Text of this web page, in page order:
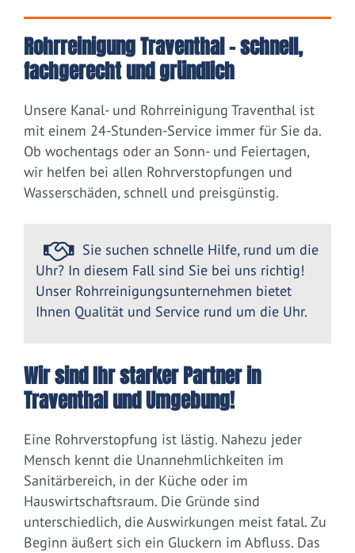
Rohrreinigung Traventhal – schnell,
fachgerecht und gründlich
Unsere Kanal- und Rohrreinigung Traventhal ist
mit einem 24-Stunden-Service immer für Sie da.
Ob wochentags oder an Sonn- und Feiertagen,
wir helfen bei allen Rohrverstopfungen und
Wasserschäden, schnell und preisgünstig.
Sie suchen schnelle Hilfe, rund um die
Uhr? In diesem Fall sind Sie bei uns richtig!
Unser Rohrreinigungsunternehmen bietet
Ihnen Qualität und Service rund um die Uhr.
Wir sind Ihr starker Partner in
Traventhal und Umgebung!
Eine Rohrverstopfung ist lästig. Nahezu jeder
Mensch kennt die Unannehmlichkeiten im
Sanitärbereich, in der Küche oder im
Hauswirtschaftsraum. Die Gründe sind
unterschiedlich, die Auswirkungen meist fatal. Zu
Beginn äußert sich ein Gluckern im Abfluss. Das